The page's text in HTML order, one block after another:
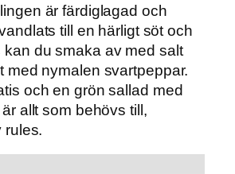
är färdiglagad och
till en härligt söt och
kan du smaka av med salt
med nymalen svartpeppar.
och en grön sallad med
allt som behövs till,
rules.